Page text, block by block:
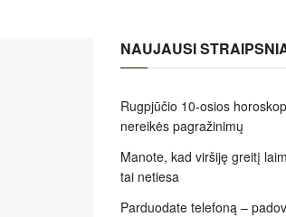
NAUJAUSI
Rugpjūčio 10-osios
nereikės pagražinimų
Manote, kad viršiję greitį
tai netiesa
Parduodate telefoną –